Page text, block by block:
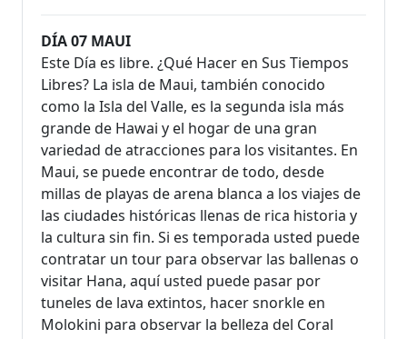
DÍA 07 MAUI
Este Día es libre. ¿Qué Hacer en Sus Tiempos
Libres? La isla de Maui, también conocido
como la Isla del Valle, es la segunda isla más
grande de Hawai y el hogar de una gran
variedad de atracciones para los visitantes. En
Maui, se puede encontrar de todo, desde
millas de playas de arena blanca a los viajes de
las ciudades históricas llenas de rica historia y
la cultura sin fin. Si es temporada usted puede
contratar un tour para observar las ballenas o
visitar Hana, aquí usted puede pasar por
tuneles de lava extintos, hacer snorkle en
Molokini para observar la belleza del Coral